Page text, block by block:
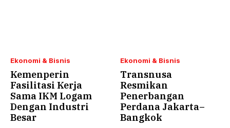
Ekonomi & Bisnis
Kemenperin
Fasilitasi Kerja
Sama IKM Logam
Dengan Industri
Besar
Ekonomi & Bisnis
Transnusa
Resmikan
Penerbangan
Perdana Jakarta–
Bangkok